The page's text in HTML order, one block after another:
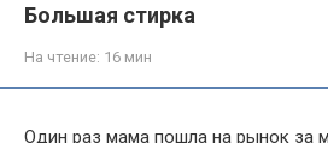
Большая стирка
На чтение: 16 мин
Один раз мама пошла на рынок за